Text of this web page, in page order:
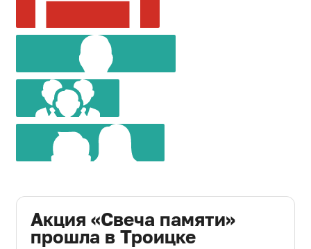
МУНИЦИПАЛЬНОЕ
ГОРОДСКОГО ОКРУГА
Акция «Свеча памяти»
прошла в Троицке